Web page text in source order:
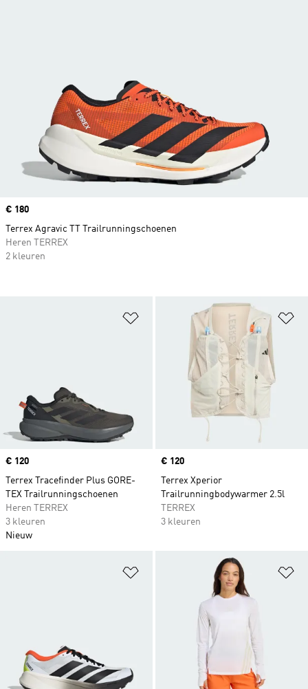
Op verlanglijst zetten
Price
€ 120
Terrex Tracefinder Plus GORE-
TEX Trailrunningschoenen
Heren TERREX
3 kleuren
Nieuw
Price
€ 120
Terrex Xperior
Trailrunningbodywarmer 2.5l
TERREX
3 kleuren
Op verlanglijst zetten
Price
€ 180
Terrex Agravic TT Trailrunningschoenen
Heren TERREX
2 kleuren